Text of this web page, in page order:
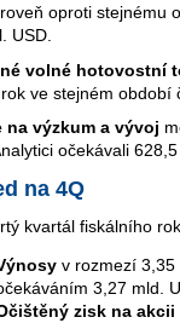
oproti stejnému
USD.
volné hotovostní
ve stejném období
na výzkum a vývoj
očekávali
na 4Q
kvartál fiskálního
v rozmezí 3,35
3,27 mld.
zisk na akcii